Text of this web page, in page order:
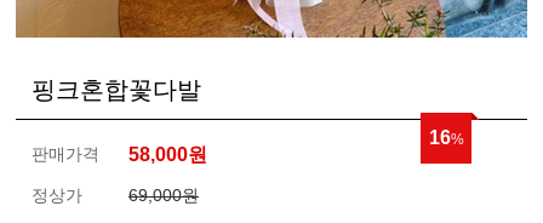
핑크혼합꽃다발
16%
판매가격 58,000원
정상가
69,000원